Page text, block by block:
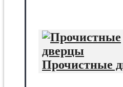
Прочистные